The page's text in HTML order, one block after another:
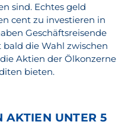
sind. Echtes geld
cent zu investieren in
Geschäftsreisende
die Wahl zwischen
Aktien der Ölkonzerne
bieten.
AKTIEN UNTER 5